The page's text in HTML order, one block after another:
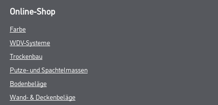
Online-Shop
Farbe
WDV-Systeme
Trockenbau
Putze- und Spachtelmassen
Bodenbeläge
Wand- & Deckenbeläge